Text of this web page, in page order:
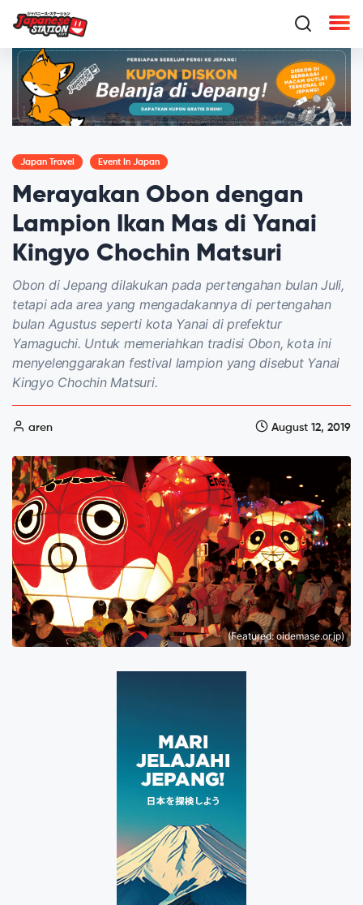
Japan Travel Event In Japan
Merayakan Obon dengan
Lampion Ikan Mas di Yanai
Kingyo Chochin Matsuri
Obon di Jepang dilakukan pada pertengahan bulan Juli,
tetapi ada area yang mengadakannya di pertengahan
bulan Agustus seperti kota Yanai di prefektur
Yamaguchi. Untuk memeriahkan tradisi Obon, kota ini
menyelenggarakan festival lampion yang disebut Yanai
Kingyo Chochin Matsuri.
aren August 12, 2019
(Featured: oidemase.or.jp)